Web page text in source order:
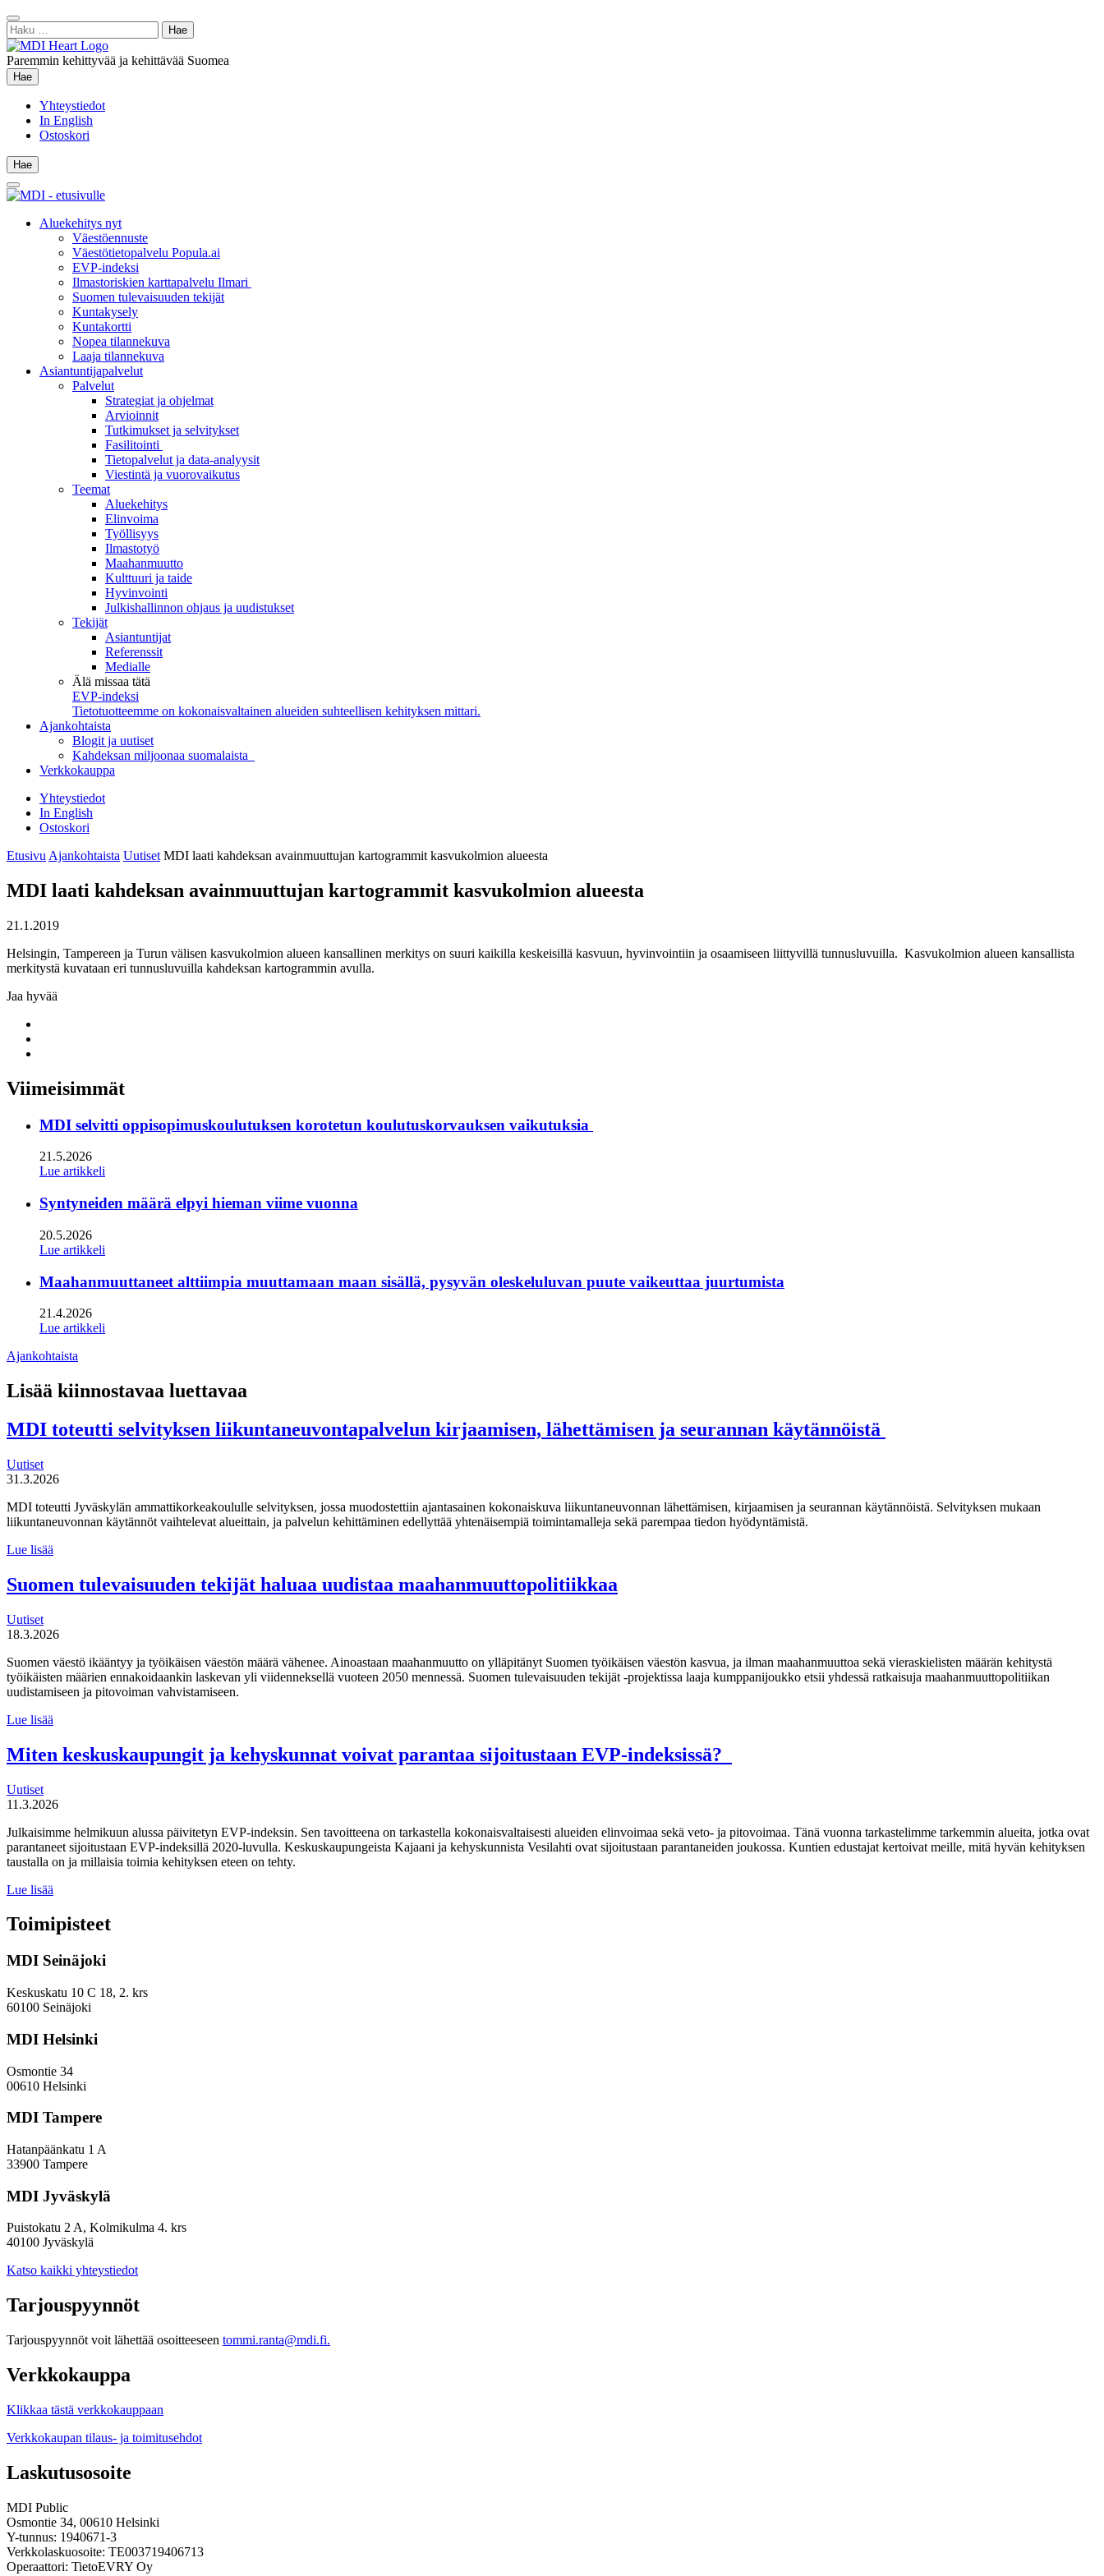
Siirry
sisältöön
Sulje
hae
Haku:
Paremmin kehittyvää ja kehittävää Suomea
Hae
Hae
Yhteystiedot
In English
Ostoskori
Hae
Hae
Main
Menu
Aluekehitys nyt
Väestöennuste
Väestötietopalvelu Popula.ai
EVP-indeksi
Ilmastoriskien karttapalvelu Ilmari
Suomen tulevaisuuden tekijät
Kuntakysely
Kuntakortti
Nopea tilannekuva
Laaja tilannekuva
Asiantuntijapalvelut
Palvelut
Strategiat ja ohjelmat
Arvioinnit
Tutkimukset ja selvitykset
Fasilitointi
Tietopalvelut ja data-analyysit
Viestintä ja vuorovaikutus
Teemat
Aluekehitys
Elinvoima
Työllisyys
Ilmastotyö
Maahanmuutto
Kulttuuri ja taide
Hyvinvointi
Julkishallinnon ohjaus ja uudistukset
Tekijät
Asiantuntijat
Referenssit
Medialle
Älä missaa tätä
EVP-indeksi
Tietotuotteemme on kokonaisvaltainen alueiden suhteellisen kehityksen mittari.
Ajankohtaista
Blogit ja uutiset
Kahdeksan miljoonaa suomalaista
Verkkokauppa
Yhteystiedot
In English
Ostoskori
Etusivu Ajankohtaista Uutiset MDI laati kahdeksan avainmuuttujan kartogrammit kasvukolmion alueesta
MDI laati kahdeksan avainmuuttujan kartogrammit kasvukolmion alueesta
21.1.2019
Helsingin, Tampereen ja Turun välisen kasvukolmion alueen kansallinen merkitys on suuri kaikilla keskeisillä kasvuun, hyvinvointiin ja osaamiseen liittyvillä tunnusluvuilla. Kasvukolmion alueen kansallista
merkitystä kuvataan eri tunnusluvuilla kahdeksan kartogrammin avulla.
Jaa hyvää
twitter
Viimeisimmät
MDI selvitti oppisopimuskoulutuksen korotetun koulutuskorvauksen vaikutuksia
21.5.2026
Lue artikkeli
Syntyneiden määrä elpyi hieman viime vuonna
20.5.2026
Lue artikkeli
Maahanmuuttaneet alttiimpia muuttamaan maan sisällä, pysyvän oleskeluluvan puute vaikeuttaa juurtumista
21.4.2026
Lue artikkeli
Ajankohtaista
Lisää kiinnostavaa luettavaa
MDI toteutti selvityksen liikuntaneuvontapalvelun kirjaamisen, lähettämisen ja seurannan käytännöistä
Uutiset
31.3.2026
MDI toteutti Jyväskylän ammattikorkeakoululle selvityksen, jossa muodostettiin ajantasainen kokonaiskuva liikuntaneuvonnan lähettämisen, kirjaamisen ja seurannan käytännöistä. Selvityksen mukaan
liikuntaneuvonnan käytännöt vaihtelevat alueittain, ja palvelun kehittäminen edellyttää yhtenäisempiä toimintamalleja sekä parempaa tiedon hyödyntämistä.
Lue lisää
liikuntaneuvontapalvelun
kirjaamisen,
seurannan
Suomen tulevaisuuden tekijät haluaa uudistaa maahanmuuttopolitiikkaa
Uutiset
18.3.2026
Suomen väestö ikääntyy ja työikäisen väestön määrä vähenee. Ainoastaan maahanmuutto on ylläpitänyt Suomen työikäisen väestön kasvua, ja ilman maahanmuuttoa sekä vieraskielisten määrän kehitystä
työikäisten määrien ennakoidaankin laskevan yli viidenneksellä vuoteen 2050 mennessä. Suomen tulevaisuuden tekijät -projektissa laaja kumppanijoukko etsii yhdessä ratkaisuja maahanmuuttopolitiikan
uudistamiseen ja pitovoiman vahvistamiseen.
Lue lisää
tekijät haluaa
uudistaa
Miten keskuskaupungit ja kehyskunnat voivat parantaa sijoitustaan EVP-indeksissä?
Uutiset
11.3.2026
Julkaisimme helmikuun alussa päivitetyn EVP-indeksin. Sen tavoitteena on tarkastella kokonaisvaltaisesti alueiden elinvoimaa sekä veto- ja pitovoimaa. Tänä vuonna tarkastelimme tarkemmin alueita, jotka ovat
parantaneet sijoitustaan EVP-indeksillä 2020-luvulla. Keskuskaupungeista Kajaani ja kehyskunnista Vesilahti ovat sijoitustaan parantaneiden joukossa. Kuntien edustajat kertoivat meille, mitä hyvän kehityksen
taustalla on ja millaisia toimia kehityksen eteen on tehty.
Lue lisää
ja
kehyskunnat
parantaa
EVP-
indeksissä?
Toimipisteet
MDI Seinäjoki
Keskuskatu 10 C 18, 2. krs
60100 Seinäjoki
MDI Helsinki
Osmontie 34
00610 Helsinki
MDI Tampere
Hatanpäänkatu 1 A
33900 Tampere
MDI Jyväskylä
Puistokatu 2 A, Kolmikulma 4. krs
40100 Jyväskylä
Katso kaikki yhteystiedot
Tarjouspyynnöt
Tarjouspyynnöt voit lähettää osoitteeseen tommi.ranta@mdi.fi.
Verkkokauppa
Klikkaa tästä verkkokauppaan
Verkkokaupan tilaus- ja toimitusehdot
Laskutusosoite
MDI Public
Osmontie 34, 00610 Helsinki
Y-tunnus: 1940671-3
Verkkolaskuosoite: TE003719406713
Operaattori: TietoEVRY Oy